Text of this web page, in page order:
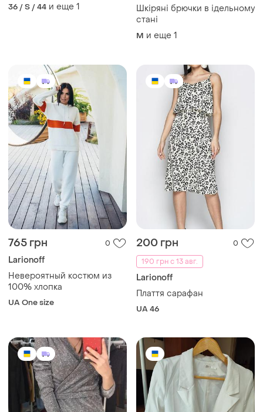
36 / S / 44 и еще 1
Шкіряні брючки в ідельному
стані
M и еще 1
765 грн 0
Larionoff
Невероятный костюм из
100% хлопка
UA One size
200 грн
0
190 грн с 13 авг.
Larionoff
Плаття сарафан
UA 46